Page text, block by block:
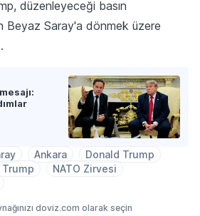
düzenleyeceği basın
Beyaz Saray'a dönmek üzere
Ankara
Donald Trump
Trump
NATO Zirvesi
doviz.com olarak seçin